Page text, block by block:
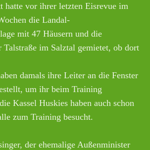
hatte vor ihrer letzten Eisrevue im
die Landal-
mit 47 Häusern und die
im Salztal gemietet, ob dort
damals ihre Leiter an die Fenster
um ihr beim Training
Kassel Huskies haben auch schon
zum Training besucht.
der ehemalige Außenminister